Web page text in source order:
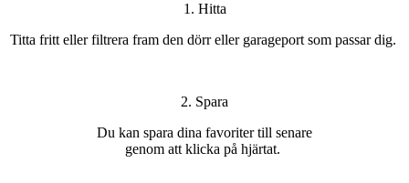
1. Hitta
Titta fritt eller filtrera fram den dörr eller garageport som passardig.
2. Spara
Du kan spara dina favoritertill senare
genom att klicka på hjärtat.